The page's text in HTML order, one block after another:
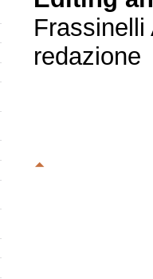
Frassinelli
redazione